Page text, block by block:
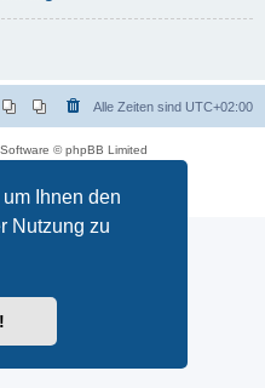
Ihnen den
Nutzung zu
Alle Zeiten sind UTC+02:00
© phpBB Limited